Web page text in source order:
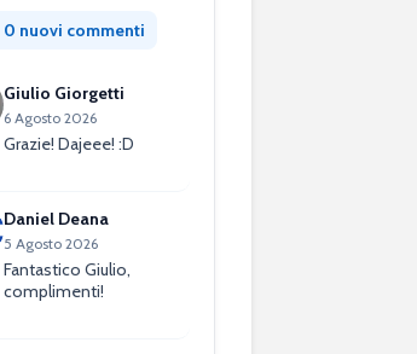
0 nuovi commenti
Giulio Giorgetti
6 Agosto 2026
Grazie! Dajeee! :D
Daniel Deana
5 Agosto 2026
Fantastico Giulio,
complimenti!